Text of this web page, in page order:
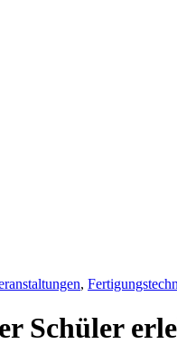
,
Schüler